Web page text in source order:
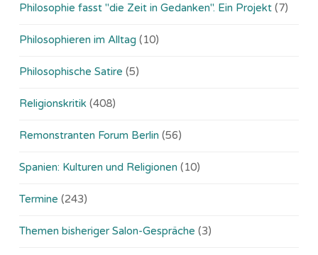
Philosophie fasst "die Zeit in Gedanken". Ein Projekt (7)
Philosophieren im Alltag (10)
Philosophische Satire (5)
Religionskritik (408)
Remonstranten Forum Berlin (56)
Spanien: Kulturen und Religionen (10)
Termine (243)
Themen bisheriger Salon-Gespräche (3)